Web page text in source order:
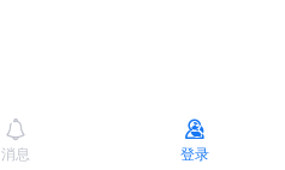
消息 登录